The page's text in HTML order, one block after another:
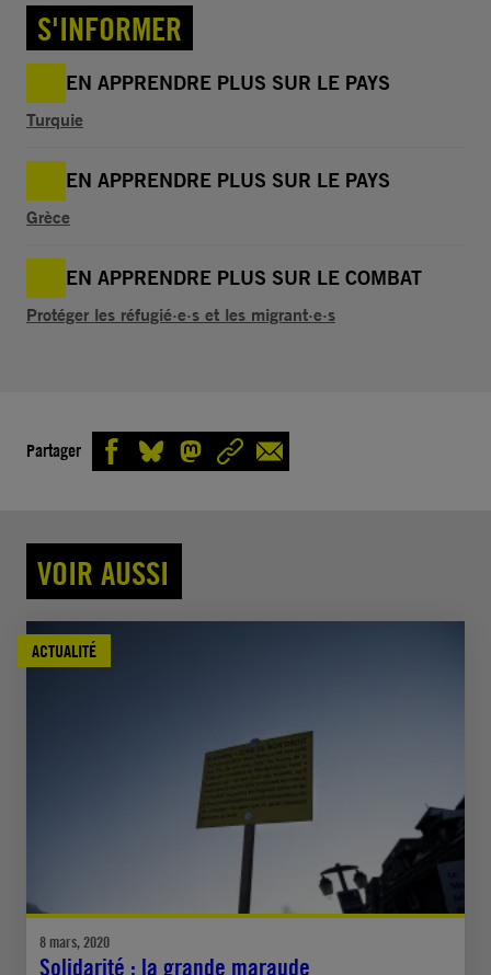
S'INFORMER
EN APPRENDRE PLUS SUR LE PAYS
Turquie
EN APPRENDRE PLUS SUR LE PAYS
Grèce
EN APPRENDRE PLUS SUR LE COMBAT
Protéger les réfugié·e·s et les migrant·e·s
Partager
VOIR AUSSI
ACTUALITÉ
8 mars, 2020
Solidarité : la grande maraude